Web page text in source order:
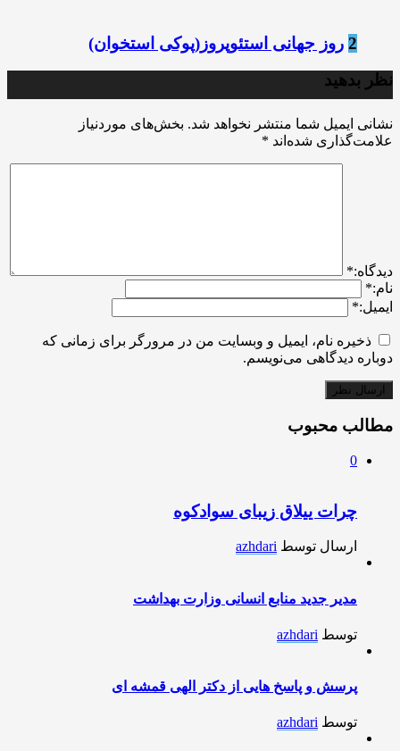
2 روز جهانی استئوپروز(پوکی استخوان)
نظر بدهید
نشانی ایمیل شما منتشر نخواهد شد. بخش‌های موردنیاز
علامت‌گذاری شده‌اند *
ديدگاه:*
نام:*
ایمیل:*
ذخیره نام، ایمیل و وبسایت من در مرورگر برای زمانی که
دوباره دیدگاهی می‌نویسم.
مطالب محبوب
0
چرات ییلاق زیبای سوادکوه
ارسال توسط azhdari
مدیر جدید منابع انسانی وزارت بهداشت
توسط azhdari
پرسش و پاسخ هایی از دکتر الهی قمشه ای
توسط azhdari